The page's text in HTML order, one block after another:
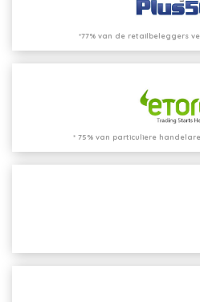
*77% van de retailbeleggers
* 75% van particuliere